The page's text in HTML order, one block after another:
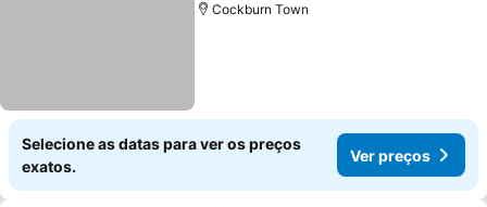
Cockburn Town
Selecione as datas para ver os preços
exatos.
Ver preços